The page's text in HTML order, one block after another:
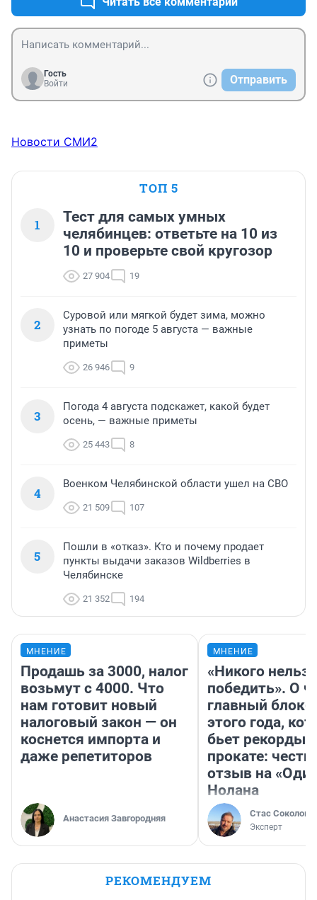
Гость
Войти
Отправить
Новости СМИ2
ТОП 5
1
Тест для самых умных
челябинцев: ответьте на 10 из
10 и проверьте свой кругозор
27 904 19
2
Суровой или мягкой будет зима, можно
узнать по погоде 5 августа — важные
приметы
26 946 9
3
Погода 4 августа подскажет, какой будет
осень, — важные приметы
25 443 8
4
Военком Челябинской области ушел на СВО
21 509 107
5
Пошли в «отказ». Кто и почему продает
пункты выдачи заказов Wildberries в
Челябинске
21 352 194
МНЕНИЕ
Продашь за 3000, налог
возьмут с 4000. Что
нам готовит новый
налоговый закон — он
коснется импорта и
даже репетиторов
Анастасия Завгородняя
МНЕНИЕ
«Никого нельзя
победить». О
главный
этого года,
бьет рекорды в
прокате:
отзыв на
Нолана
Стас Соколов
Эксперт
РЕКОМЕНДУЕМ